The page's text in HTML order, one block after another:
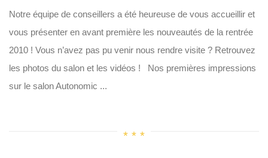
Notre équipe de conseillers a été heureuse de vous accueillir et
vous présenter en avant première les nouveautés de la rentrée
2010 ! Vous n’avez pas pu venir nous rendre visite ? Retrouvez
les photos du salon et les vidéos ! Nos premières impressions
sur le salon Autonomic ...